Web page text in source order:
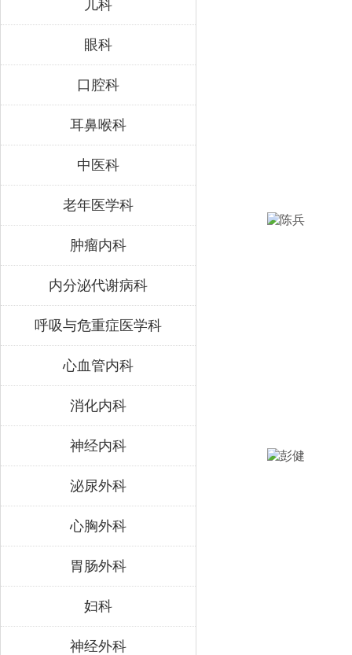
儿科
眼科
口腔科
耳鼻喉科
中医科
老年医学科
肿瘤内科
内分泌代谢病科
呼吸与危重症医学科
心血管内科
消化内科
神经内科
泌尿外科
心胸外科
胃肠外科
妇科
神经外科